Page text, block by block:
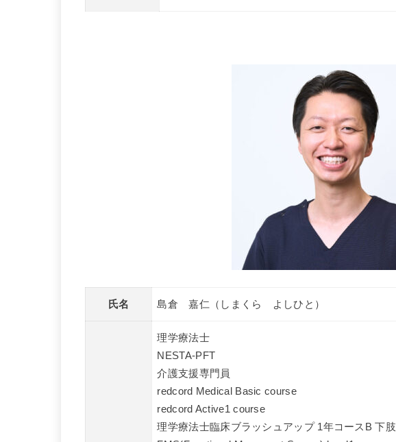
氏名 島倉 嘉仁（しまくら よしひと）
理学療法士
NESTA-PFT
介護支援専門員
redcord Medical Basic course
redcord Active1 course
理学療法士臨床ブラッシュアップ 1年コースB 下肢